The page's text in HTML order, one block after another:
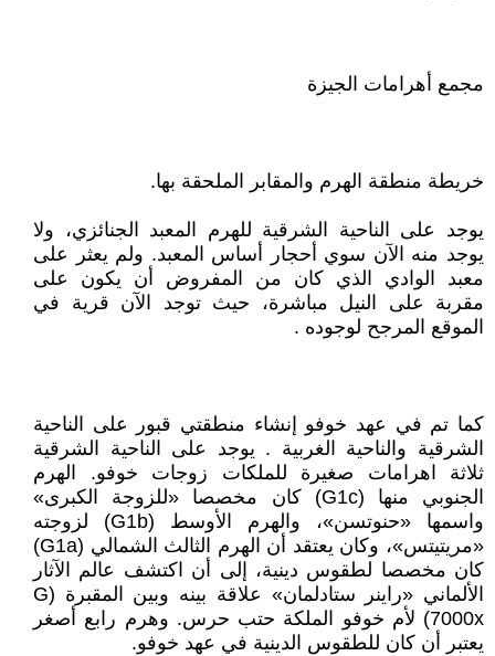
مجمع أهرامات الجيزة
خريطة منطقة الهرم والمقابر الملحقة بها.
يوجد على الناحية الشرقية للهرم المعبد الجنائزي، ولا
يوجد منه الآن سوي أحجار أساس المعبد. ولم يعثر على
معبد الوادي الذي كان من المفروض أن يكون على
مقربة على النيل مباشرة، حيث توجد الآن قرية في
الموقع المرجح لوجوده .
كما تم في عهد خوفو إنشاء منطقتي قبور على الناحية
الشرقية والناحية الغربية . يوجد على الناحية الشرقية
ثلاثة اهرامات صغيرة للملكات زوجات خوفو. الهرم
الجنوبي منها (G1c) كان مخصصا «للزوجة الكبرى»
واسمها «حنوتسن»، والهرم الأوسط (G1b) لزوجته
«مريتيتس»، وكان يعتقد أن الهرم الثالث الشمالي (G1a)
كان مخصصا لطقوس دينية، إلى أن اكتشف عالم الآثار
الألماني «راينر ستادلمان» علاقة بينه وبين المقبرة (G
7000x) لأم خوفو الملكة حتب حرس. وهرم رابع أصغر
يعتبر أن كان للطقوس الدينية في عهد خوفو.